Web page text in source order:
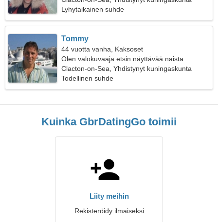
Lyhytaikainen suhde
Tommy
44 vuotta vanha, Kaksoset
Olen valokuvaaja etsin näyttävää naista
Clacton-on-Sea, Yhdistynyt kuningaskunta
Todellinen suhde
Kuinka GbrDatingGo toimii
Liity meihin
Rekisteröidy ilmaiseksi